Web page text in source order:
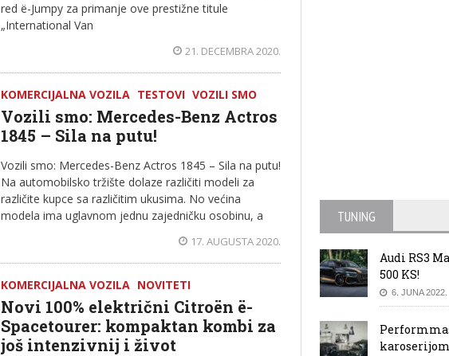
red ë-Jumpy za primanje ove prestižne titule
„International Van
21. DECEMBRA 2020.
KOMERCIJALNA VOZILA TESTOVI VOZILI SMO
Vozili smo: Mercedes-Benz Actros
1845 – Sila na putu!
Vozili smo: Mercedes-Benz Actros 1845 – Sila na putu!
Na automobilsko tržište dolaze različiti modeli za
različite kupce sa različitim ukusima. No većina
modela ima uglavnom jednu zajedničku osobinu, a
17. AUGUSTA 2020.
KOMERCIJALNA VOZILA NOVITETI
Novi 100% električni Citroën ë-
Spacetourer: kompaktan kombi za
još intenzivnij i život
TUNING
Audi RS3
500 KS!
6. JUNA 2022.
karoserijom